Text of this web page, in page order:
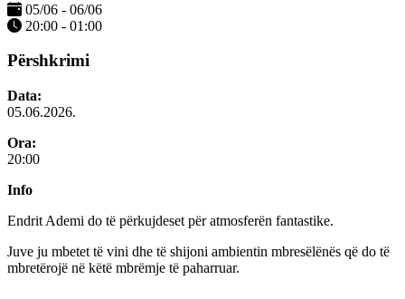
05/06 - 06/06
20:00 - 01:00
Përshkrimi
Data:
05.06.2026.
Ora:
20:00
Info
Endrit Ademi do të përkujdeset për atmosferën fantastike.
Juve ju mbetet të vini dhe të shijoni ambientin mbresëlënës që do të
mbretërojë në këtë mbrëmje të paharruar.